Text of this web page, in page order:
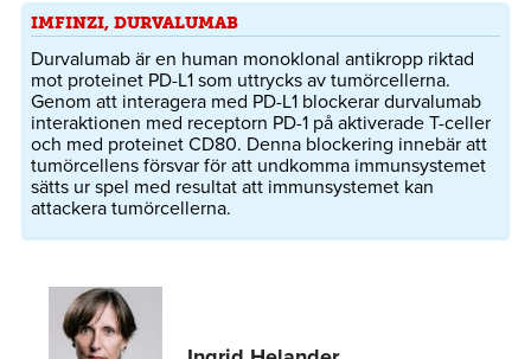
IMFINZI, DURVALUMAB
Durvalumab är en human monoklonal antikropp riktad
mot proteinet PD-L1 som uttrycks av tumörcellerna.
Genom att interagera med PD-L1 blockerar durvalumab
interaktionen med receptorn PD-1 på aktiverade T-celler
och med proteinet CD80. Denna blockering innebär att
tumörcellens försvar för att undkomma immunsystemet
sätts ur spel med resultat att immunsystemet kan
attackera tumörcellerna.